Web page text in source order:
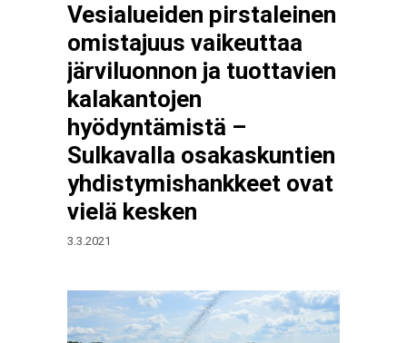
Vesialueiden pirstaleinen
omistajuus vaikeuttaa
järviluonnon ja tuottavien
kalakantojen
hyödyntämistä –
Sulkavalla osakaskuntien
yhdistymishankkeet ovat
vielä kesken
3.3.2021